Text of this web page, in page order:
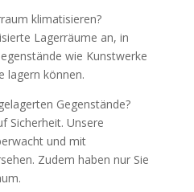
klimatisieren?
Lagerräume an, in
wie Kunstwerke
lagern können.
Gegenstände?
Sicherheit. Unsere
und mit
Zudem haben nur Sie